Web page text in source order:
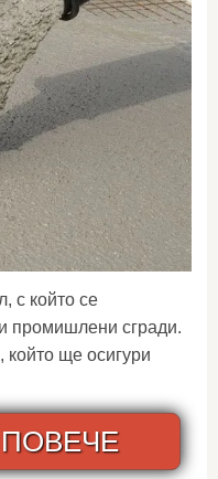
с който се
промишлени сгради.
който ще осигури